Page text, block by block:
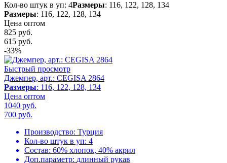
Кол-во штук в уп: 4Размеры: 116, 122, 128, 134
Размеры: 116, 122, 128, 134
Цена оптом
825 руб.
615 руб.
-33%
Быстрый просмотр
Джемпер, арт.: CEGISA 2864
Размеры: 116, 122, 128, 134
Цена оптом
1040 руб.
700 руб.
Производство: Турция
Кол-во штук в уп: 4
Состав: 60% хлопок, 40% акрил
Доп.параметр: длинный рукав